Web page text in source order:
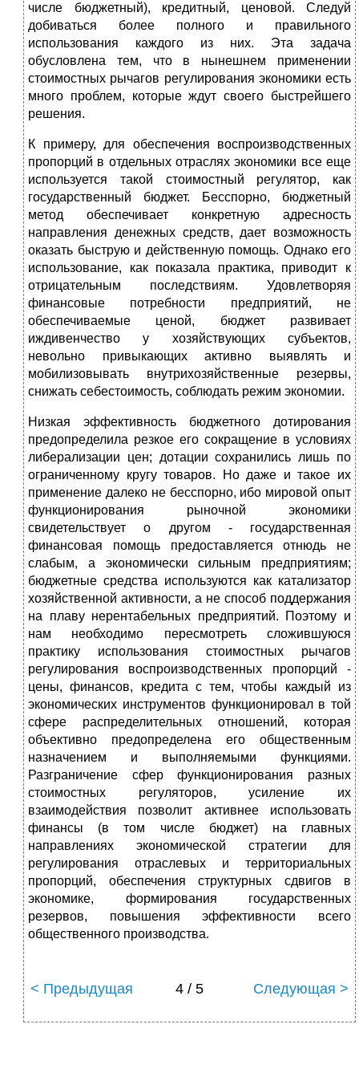
числе бюджетный), кредитный, ценовой. Следуй
добиваться более полного и правильного
использования каждого из них. Эта задача
обусловлена тем, что в нынешнем применении
стоимостных рычагов регулирования экономики есть
много проблем, которые ждут своего быстрейшего
решения.
К примеру, для обеспечения воспроизводственных
пропорций в отдельных отраслях экономики все еще
используется такой стоимостный регулятор, как
государственный бюджет. Бесспорно, бюджетный
метод обеспечивает конкретную адресность
направления денежных средств, дает возможность
оказать быструю и действенную помощь. Однако его
использование, как показала практика, приводит к
отрицательным последствиям. Удовлетворяя
финансовые потребности предприятий, не
обеспечиваемые ценой, бюджет развивает
иждивенчество у хозяйствующих субъектов,
невольно привыкающих активно выявлять и
мобилизовывать внутрихозяйственные резервы,
снижать себестоимость, соблюдать режим экономии.
Низкая эффективность бюджетного дотирования
предопределила резкое его сокращение в условиях
либерализации цен; дотации сохранились лишь по
ограниченному кругу товаров. Но даже и такое их
применение далеко не бесспорно, ибо мировой опыт
функционирования рыночной экономики
свидетельствует о другом - государственная
финансовая помощь предоставляется отнюдь не
слабым, а экономически сильным предприятиям;
бюджетные средства используются как катализатор
хозяйственной активности, а не способ поддержания
на плаву нерентабельных предприятий. Поэтому и
нам необходимо пересмотреть сложившуюся
практику использования стоимостных рычагов
регулирования воспроизводственных пропорций -
цены, финансов, кредита с тем, чтобы каждый из
экономических инструментов функционировал в той
сфере распределительных отношений, которая
объективно предопределена его общественным
назначением и выполняемыми функциями.
Разграничение сфер функционирования разных
стоимостных регуляторов, усиление
их
взаимодействия позволит активнее использовать
финансы (в том числе бюджет) на главных
направлениях экономической стратегии для
регулирования отраслевых и территориальных
пропорций, обеспечения структурных сдвигов в
экономике, формирования государственных
резервов, повышения эффективности всего
общественного производства.
< Предыдущая 4 / 5 Следующая >